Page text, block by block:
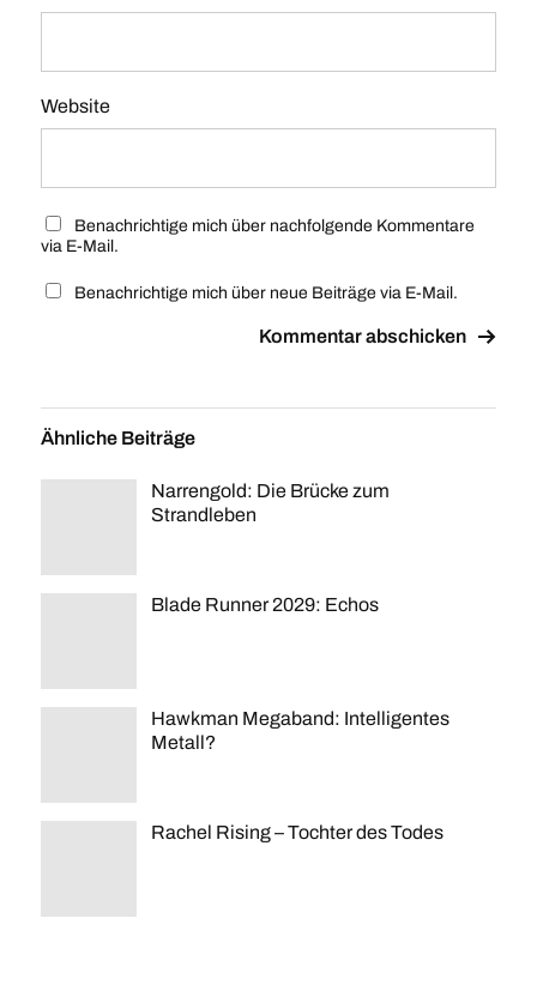
Website
Benachrichtige mich über nachfolgende Kommentare
via E-Mail.
Benachrichtige mich über neue Beiträge via E-Mail.
Ähnliche Beiträge
Narrengold: Die Brücke zum
Strandleben
Blade Runner 2029: Echos
Hawkman Megaband: Intelligentes
Metall?
Rachel Rising – Tochter des Todes